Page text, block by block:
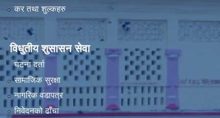
कर तथा शुल्कहरु
विधुतीय शुसासन सेवा
घटना दर्ता
सामाजिक सुरक्षा
नागरिक वडापत्र
निवेदनको ढाँचा